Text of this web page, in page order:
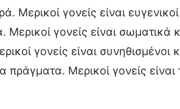
Μερικοί γονείς είναι
γονείς είναι σωματικά
γονείς είναι
Μερικοί γονείς